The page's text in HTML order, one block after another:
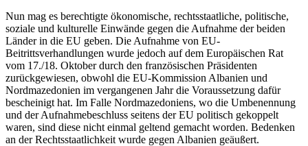
Nun mag es berechtigte ökonomische, rechtsstaatliche, politische,
soziale und kulturelle Einwände gegen die Aufnahme der beiden
Länder in die EU geben. Die Aufnahme von EU-
Beitrittsverhandlungen wurde jedoch auf dem Europäischen Rat
vom 17./18. Oktober durch den französischen Präsidenten
zurückgewiesen, obwohl die EU-Kommission Albanien und
Nordmazedonien im vergangenen Jahr die Voraussetzung dafür
bescheinigt hat. Im Falle Nordmazedoniens, wo die Umbenennung
und der Aufnahmebeschluss seitens der EU politisch gekoppelt
waren, sind diese nicht einmal geltend gemacht worden. Bedenken
an der Rechtsstaatlichkeit wurde gegen Albanien geäußert.